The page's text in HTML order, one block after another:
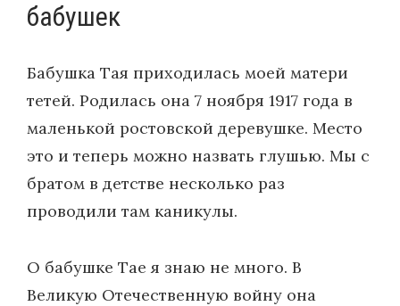
бабушек
Бабушка Тая приходилась моей матери
тетей. Родилась она 7 ноября 1917 года в
маленькой ростовской деревушке. Место
это и теперь можно назвать глушью. Мы с
братом в детстве несколько раз
проводили там каникулы.
О бабушке Тае я знаю не много. В
Великую Отечественную войну она